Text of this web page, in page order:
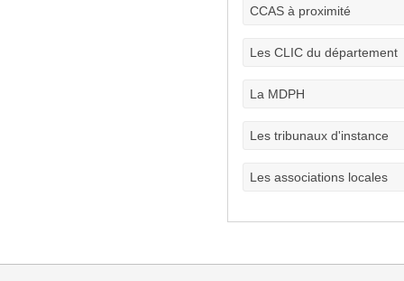
CCAS à proximité
Les CLIC du département
La MDPH
Les tribunaux d'instance
Les associations locales